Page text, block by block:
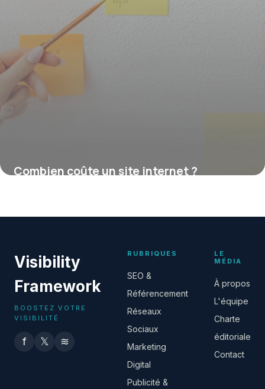
Combien coûte un site internet ?
Visibility
Framework
BOOSTEZ VOTRE
VISIBILITÉ
f 𝕏 ≋
RUBRIQUES
SEO &
Référencement
Réseaux
Sociaux
Marketing
Digital
Publicité &
LE
MÉDIA
À propos
L'équipe
Charte
éditoriale
Contact